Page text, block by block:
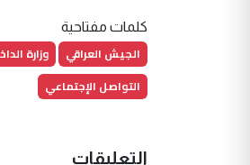
كلمات مفتاحية
الجيش العراقي وزارة
التواصل الإجتماعي
التعليقات